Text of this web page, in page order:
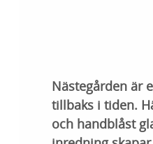
Nästegården är
tillbaks i tiden.
och handblåst